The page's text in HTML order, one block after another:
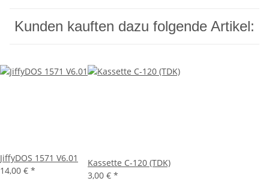
Kunden kauften dazu folgende Artikel:
JiffyDOS 1571 V6.01
14,00 € *
Kassette C-120 (TDK)
3,00 € *